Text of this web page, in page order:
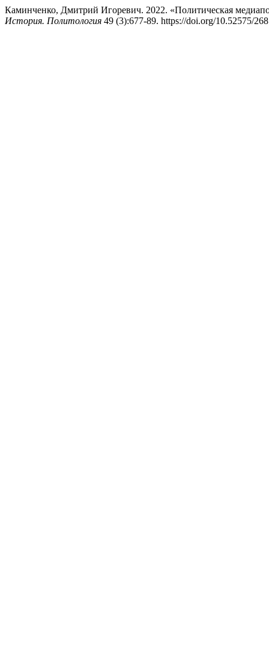
Каминченко, Дмитрий Игоревич. 2022. «Политическая
История. Политология 49 (3):677-89. https://doi.org/10.52575/